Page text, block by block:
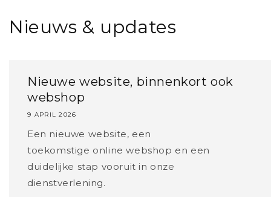
Nieuws & updates
Nieuwe website, binnenkort ook
webshop
9 APRIL 2026
Een nieuwe website, een
toekomstige online webshop en een
duidelijke stap vooruit in onze
dienstverlening.